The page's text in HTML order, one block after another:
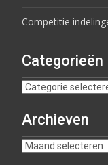
Competitie
Categorieën
Archieven